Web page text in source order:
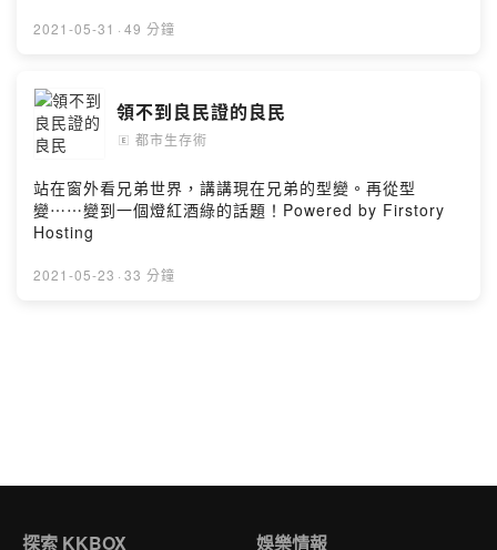
所，扮演黑暗角落的一抹微光？p.s節目內容多為節目效
2021-05-31 · 49 分鐘
領不到良民證的良民
🄴 都市生存術
站在窗外看兄弟世界，講講現在兄弟的型變。再從型
變⋯⋯變到一個燈紅酒綠的話題！Powered by Firstory
Hosting
2021-05-23 · 33 分鐘
探索 KKBOX 娛樂情報